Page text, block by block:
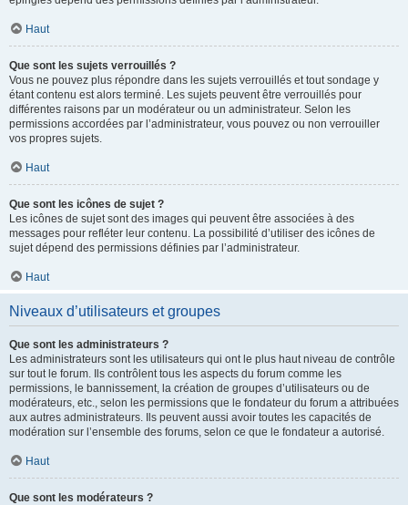
Haut
Que sont les sujets verrouillés ?
Vous ne pouvez plus répondre dans les sujets verrouillés et tout sondage y
étant contenu est alors terminé. Les sujets peuvent être verrouillés pour
différentes raisons par un modérateur ou un administrateur. Selon les
permissions accordées par l’administrateur, vous pouvez ou non verrouiller
vos propres sujets.
Haut
Que sont les icônes de sujet ?
Les icônes de sujet sont des images qui peuvent être associées à des
messages pour refléter leur contenu. La possibilité d’utiliser des icônes de
sujet dépend des permissions définies par l’administrateur.
Haut
Niveaux d’utilisateurs et groupes
Que sont les administrateurs ?
Les administrateurs sont les utilisateurs qui ont le plus haut niveau de contrôle
sur tout le forum. Ils contrôlent tous les aspects du forum comme les
permissions, le bannissement, la création de groupes d’utilisateurs ou de
modérateurs, etc., selon les permissions que le fondateur du forum a attribuées
aux autres administrateurs. Ils peuvent aussi avoir toutes les capacités de
modération sur l’ensemble des forums, selon ce que le fondateur a autorisé.
Haut
Que sont les modérateurs ?